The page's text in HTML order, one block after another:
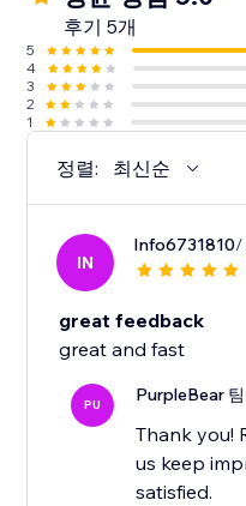
후기 5개
5
4
3
2
1
정렬: 최신순
IN
Info6731810/
great feedback
great and fast
PU PurpleBear 팀
Thank you!
us keep
satisfied.